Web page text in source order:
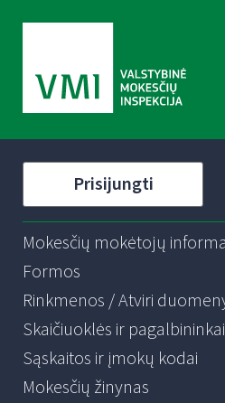
Prisijungti
Mokesčių mokėtojų
Formos
Rinkmenos / Atviri
Skaičiuoklės ir pagalbininkai
Sąskaitos ir įmokų kodai
Mokesčių žinynas